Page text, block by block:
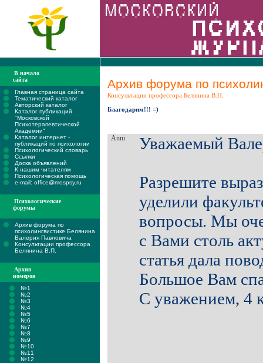
В начало
сайта
Главная страница сайта
Тематический каталог
Авторский каталог
Каталог публикаций
"Московской
Психотерапевтической
Академии"
Каталог интернет -
публикаций по психологии
Психологический словарь
Ссылки
Доска объявлений
К нашим читателям
Психологическая помощь
e-mail: office@mospsy.ru
Психологические
форумы
Архив форума по
психолингвистике Белянина
Валерия Павловича
Консультации профессора
Белянина В.П.
Архив
номеров
№1
№2
№3
№4
№5
№6
№7
№8
№9
№10
№11
№12
Архив форума по
Консультации профессора Белянина В.П.
Благодарим!!! =)
Anni Уважаемый
Разрешите
уделили
вопросы. Мы
с Вами столь
статья дала
Большое Вам
С уважением, 4